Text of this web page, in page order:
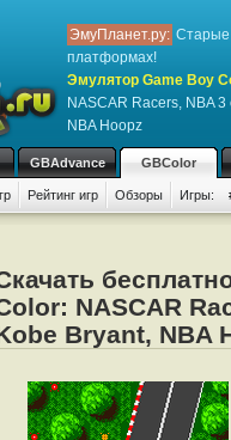
ЭмуПланет.ру: Старые
платформах!
Эмулятор Game Boy
NASCAR Racers, NBA
NBA Hoopz
GBAdvance GBColor
Рейтинг игр Обзоры Игры:
NASCAR
Bryant, NBA